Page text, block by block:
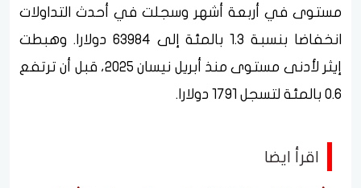
مستوى في أربعة أشهر وسجلت في أحدث التداولات
انخفاضا بنسبة 1.3 بالمئة إلى 63984 دولارا. وهبطت
إيثر لأدنى مستوى منذ أبريل نيسان 2025، قبل أن ترتفع
0.6 بالمئة لتسجل 1791 دولارا.
اقرأ ايضا